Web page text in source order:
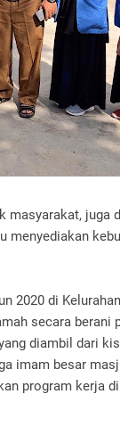
masyarakat, juga
menyediakan
2020 di
secara berani
diambil dari
imam besar
program kerja